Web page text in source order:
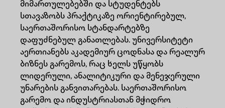
მიმართულებებში და სტუდენტებს
სთავაზობს პრაქტიკაზე ორიენტირებულ,
საერთაშორისო სტანდარტებზე
დაფუძნებულ განათლებას. უნივერსიტეტი
აერთიანებს აკადემიურ ცოდნასა და რეალურ
ბიზნეს გარემოს, რაც ხელს უწყობს
ლიდერული, ანალიტიკური და მენეჯერული
უნარების განვითარებას. საერთაშორისო
გარემო და ინდუსტრიასთან მჭიდრო